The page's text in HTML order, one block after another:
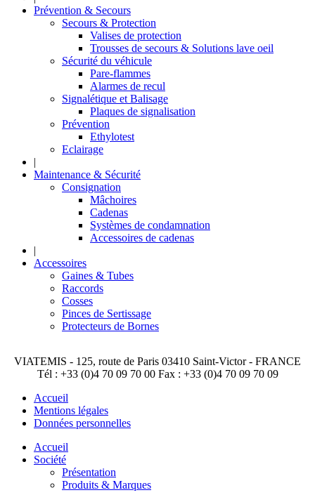
Prévention & Secours
Secours & Protection
Valises de protection
Trousses de secours & Solutions lave oeil
Sécurité du véhicule
Pare-flammes
Alarmes de recul
Signalétique et Balisage
Plaques de signalisation
Prévention
Ethylotest
Eclairage
|
Maintenance & Sécurité
Consignation
Mâchoires
Cadenas
Systèmes de condamnation
Accessoires de cadenas
|
Accessoires
Gaines & Tubes
Raccords
Cosses
Pinces de Sertissage
Protecteurs de Bornes
VIATEMIS - 125, route de Paris 03410 Saint-Victor - FRANCE
Tél : +33 (0)4 70 09 70 00 Fax : +33 (0)4 70 09 70 09
Accueil
Mentions légales
Données personnelles
Accueil
Société
Présentation
Produits & Marques